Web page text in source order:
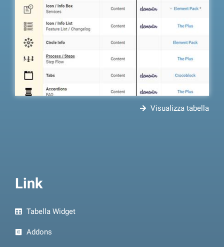
Link
Tabella Widget
Addons
Visualizza tabella